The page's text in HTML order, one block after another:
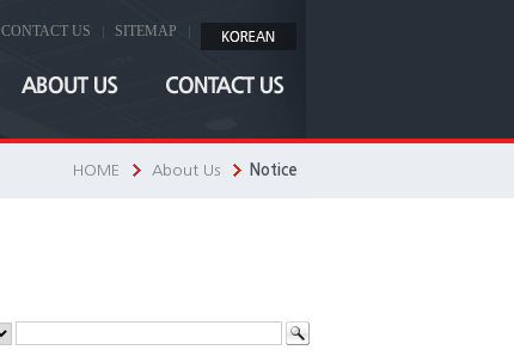
CONTACT US SITEMAP
HOME About Us Notice